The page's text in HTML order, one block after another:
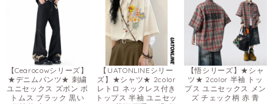
【Cearocowシリーズ】
★デニムパンツ★ 刺繍
ユニセックス ズボン ボ
トムス ブラック 黒い
【UATONLINEシリー
ズ】★シャツ★ 2color
レトロ ネックレス付き
トップス 半袖 ユニセッ
【悟シリーズ】★シャ
ツ★ 2color 半袖 トッ
プス ユニセックス メン
ズ チェック柄 赤 青